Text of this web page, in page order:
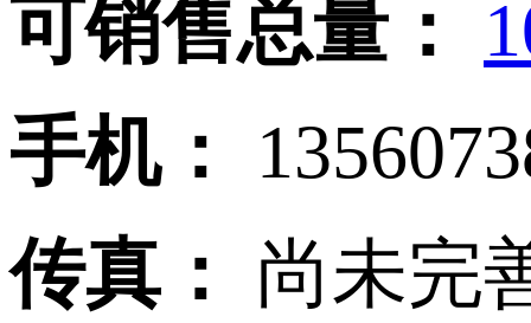
可销售总量：
手机：
传真：
尚未完